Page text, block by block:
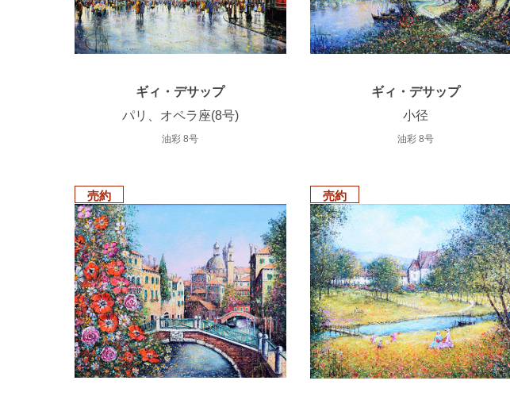
ギィ・デサップ
パリ、オペラ座(8号)
油彩 8号
ギィ・デサップ
小径
油彩 8号
売約 売約